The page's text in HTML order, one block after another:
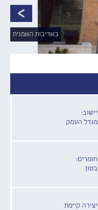
באדיבות האמנית
יישוב:
מגדל העמק
חומרים:
בטון
יצירה קיימת